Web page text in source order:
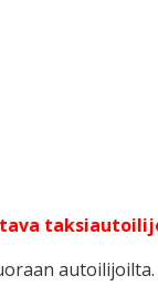
autoilijoilta.